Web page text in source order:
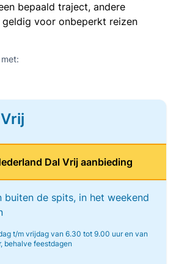
bepaald traject, andere
geldig voor onbeperkt reizen
Dal Vrij aanbieding
buiten de spits, in het weekend
t/m vrijdag van 6.30 tot 9.00 uur en van
behalve feestdagen